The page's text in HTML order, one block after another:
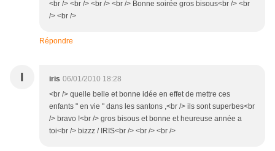
<br /> <br /> <br /> <br /> Bonne soirée gros bisous<br /> <br
/> <br />
Répondre
I iris 06/01/2010 18:28
<br /> quelle belle et bonne idée en effet de mettre ces
enfants " en vie " dans les santons ,<br /> ils sont superbes<br
/> bravo !<br /> gros bisous et bonne et heureuse année a
toi<br /> bizzz / IRIS<br /> <br /> <br />